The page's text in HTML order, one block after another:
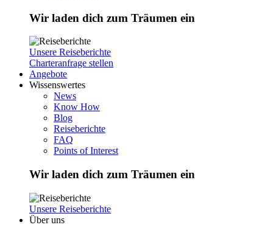
Wir laden dich zum Träumen ein
Unsere Reiseberichte
Charteranfrage stellen
Angebote
Wissenswertes
News
Know How
Blog
Reiseberichte
FAQ
Points of Interest
Wir laden dich zum Träumen ein
Unsere Reiseberichte
Über uns